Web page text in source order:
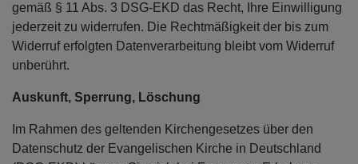
gemäß § 11 Abs. 3 DSG-EKD das Recht, Ihre Einwilligung
jederzeit zu widerrufen. Die Rechtmäßigkeit der bis zum
Widerruf erfolgten Datenverarbeitung bleibt vom Widerruf
unberührt.
Auskunft, Sperrung, Löschung
Im Rahmen des geltenden Kirchengesetzes über den
Datenschutz der Evangelischen Kirche in Deutschland